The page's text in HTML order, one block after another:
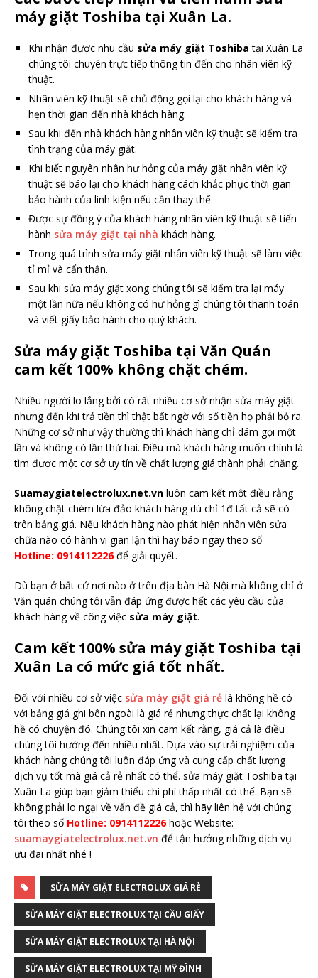
máy giặt Toshiba tại Xuân La.
Khi nhận được nhu cầu sửa máy giặt Toshiba tại Xuân La
chúng tôi chuyên trực tiếp thông tin đến cho nhân viên kỹ
thuật.
Nhân viên kỹ thuật sẽ chủ động gọi lại cho khách hàng và
hẹn thời gian đến nhà khách hàng.
Sau khi đến nhà khách hàng nhân viên kỹ thuật sẽ kiểm tra
tình trạng của máy giặt.
Khi biết nguyên nhân hư hỏng của máy giặt nhân viên kỹ
thuật sẽ báo lại cho khách hàng cách khắc phục thời gian
bảo hành của linh kiện nếu cần thay thế.
Được sự đồng ý của khách hàng nhân viên kỹ thuật sẽ tiến
hành sửa máy giặt tại nhà khách hàng.
Trong quá trình sửa máy giặt nhân viên kỹ thuật sẽ làm việc
tỉ mỉ và cẩn thận.
Sau khi sửa máy giặt xong chúng tôi sẽ kiểm tra lại máy
một lần nữa nếu không có hư hỏng gì chúng tôi thanh toán
và viết giấy bảo hành cho quý khách.
Sửa máy giặt Toshiba tại Văn Quán
cam kết 100% không chặt chém.
Nhiều người lo lắng bởi có rất nhiều cơ sở nhận sửa máy giặt
nhưng đến khi trả tiền thì thật bất ngờ với số tiền họ phải bỏ ra.
Những cơ sở như vậy thường thì khách hàng chỉ dám gọi một
lần và không có lần thứ hai. Điều mà khách hàng muốn chính là
tìm được một cơ sở uy tín về chất lượng giá thành phải chăng.
Suamaygiatelectrolux.net.vn luôn cam kết một điều rằng
không chặt chém lừa đảo khách hàng dù chỉ 1đ tất cả sẽ có
trên bảng giá. Nếu khách hàng nào phát hiện nhân viên sửa
chữa nào có hành vi gian lận thì hãy báo ngay theo số
Hotline: 0914112226để giải quyết.
Dù bạn ở bất cứ nơi nào ở trên địa bàn Hà Nội mà không chỉ ở
Văn quán chúng tôi vẫn đáp ứng được hết các yêu cầu của
khách hàng về công việc sửa máy giặt.
Cam kết 100% sửa máy giặt Toshiba tại
Xuân La có mức giá tốt nhất.
Đối với nhiều cơ sở việc sửa máy giặt giá rẻ là không hề có
với bảng giá ghi bên ngoài là giá rẻ nhưng thực chất lại không
hề có chuyện đó. Chúng tôi xin cam kết rằng, giá cả là điều
chúng tôi hướng đến nhiều nhất. Dựa vào sự trải nghiệm của
khách hàng chúng tôi luôn đáp ứng và cung cấp chất lượng
dịch vụ tốt mà giá cả rẻ nhất có thể. sửa máy giặt Toshiba tại
Xuân La giúp bạn giảm thiểu chi phí thấp nhất có thể. Bạn sẽ
không phải lo ngại về vấn đề giá cả, thì hãy liên hệ với chúng
tôi theo số Hotline: 0914112226hoặc Website:
suamaygiatelectrolux.net.vn để tận hưởng những dịch vụ
ưu đãi nhất nhé !
SỬA MÁY GIẶT ELECTROLUX GIÁ RẺ
SỬA MÁY GIẶT ELECTROLUX TẠI CẦU GIẤY
SỬA MÁY GIẶT ELECTROLUX TẠI HÀ NỘI
SỬA MÁY GIẶT ELECTROLUX TẠI MỸ ĐÌNH